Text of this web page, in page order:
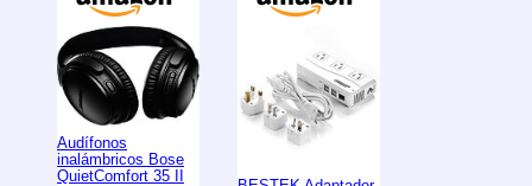
Audífonos
inalámbricos Bose
QuietComfort 35 II